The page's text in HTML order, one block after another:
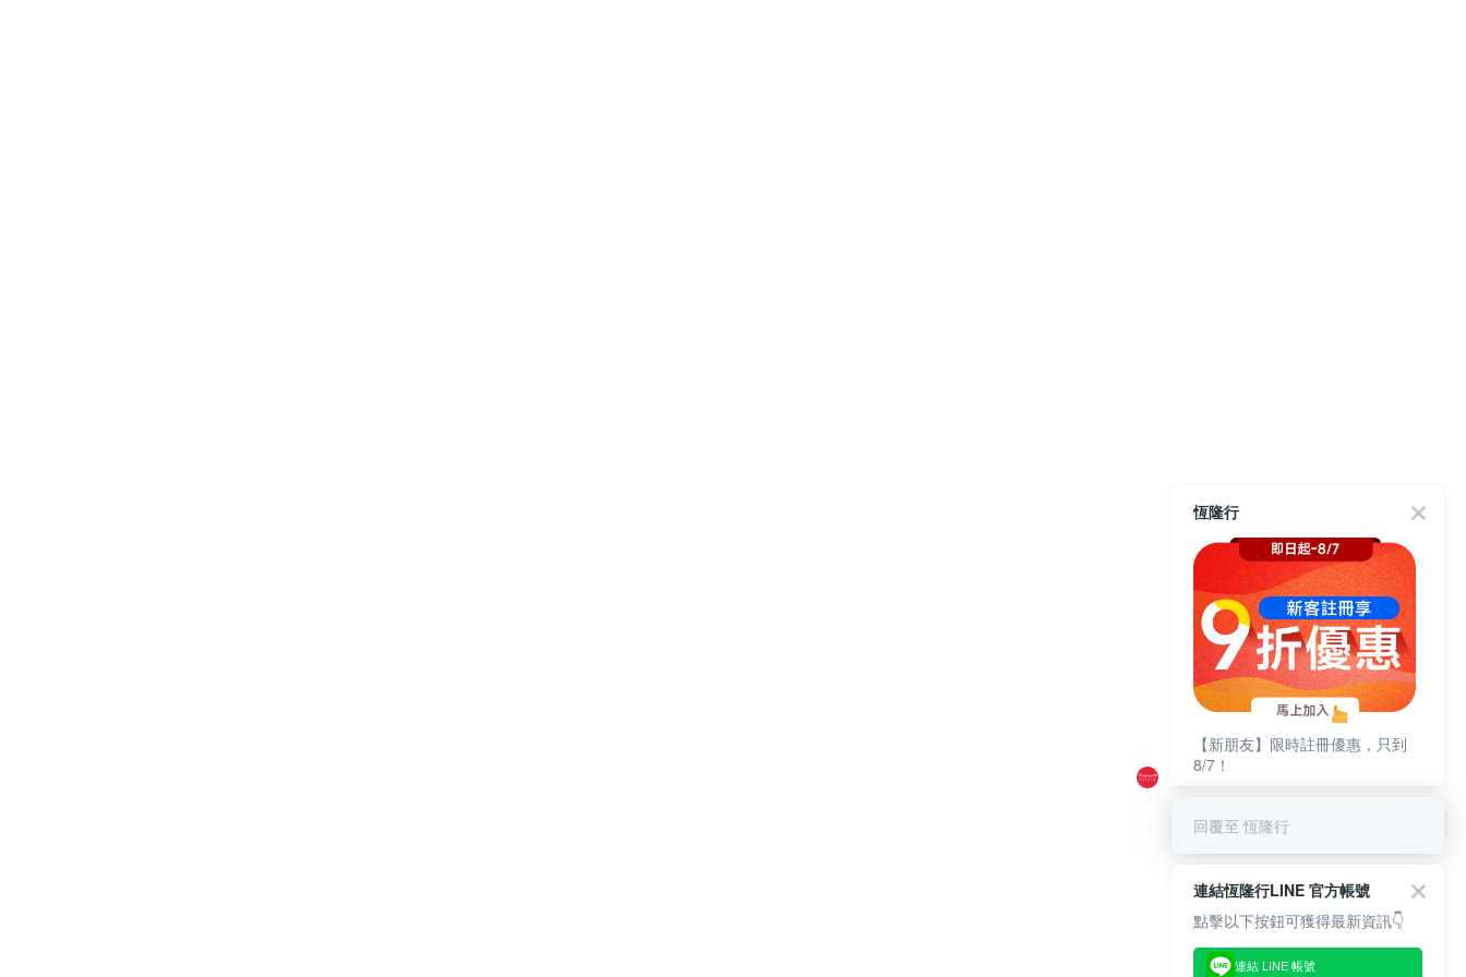
恆隆行
【新朋友】限時註冊優惠，只到
8/7！
回覆至 恆隆行
連結恆隆行LINE 官方帳號
點擊以下按鈕可獲得最新資訊👇
連結 LINE 帳號